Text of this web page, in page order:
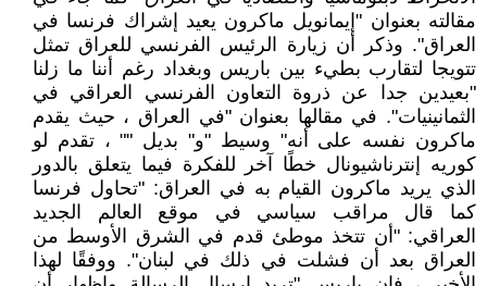
مقالته بعنوان "إيمانويل ماكرون يعيد إشراك فرنسا في
العراق". وذكر أن زيارة الرئيس الفرنسي للعراق تمثل
تتويجا لتقارب بطيء بين باريس وبغداد رغم أننا ما زلنا
"بعيدين جدا عن ذروة التعاون الفرنسي العراقي في
الثمانينيات". في مقالها بعنوان "في العراق ، حيث يقدم
ماكرون نفسه على أنه" وسيط "و" بديل "" ، تقدم لو
كوريه إنترناشيونال خطًا آخر للفكرة فيما يتعلق بالدور
الذي يريد ماكرون القيام به في العراق: "تحاول فرنسا
كما قال مراقب سياسي في موقع العالم الجديد
العراقي: "أن تتخذ موطئ قدم في الشرق الأوسط من
العراق بعد أن فشلت في ذلك في لبنان". ووفقًا لهذا